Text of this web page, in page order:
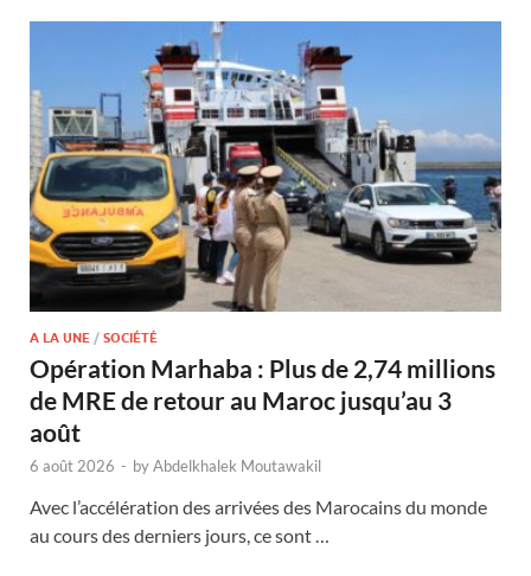
A LA UNE / SOCIÉTÉ
Opération Marhaba : Plus de 2,74 millions
de MRE de retour au Maroc jusqu’au 3
août
6 août 2026 - byAbdelkhalek Moutawakil
Avec l’accélération des arrivées des Marocains du monde
au cours des derniers jours, ce sont …